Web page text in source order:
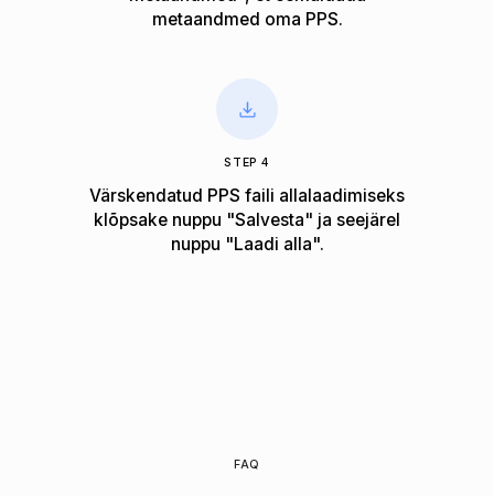
metaandmed oma PPS.
STEP 4
Värskendatud PPS faili allalaadimiseks
klõpsake nuppu "Salvesta" ja seejärel
nuppu "Laadi alla".
FAQ